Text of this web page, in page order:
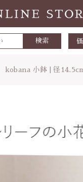
検索
kobana 小鉢 | 径
カートに商
親カテゴリ